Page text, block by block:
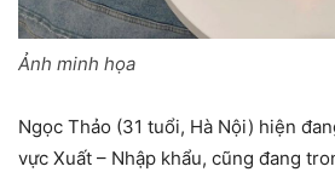
Ảnh minh họa
Ngọc Thảo (31 tuổi, Hà Nội) hiện
vực Xuất – Nhập khẩu, cũng đang